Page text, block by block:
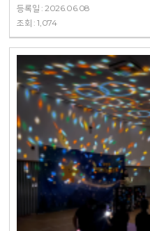
등록일 : 2026.06.08
조회 : 1,074